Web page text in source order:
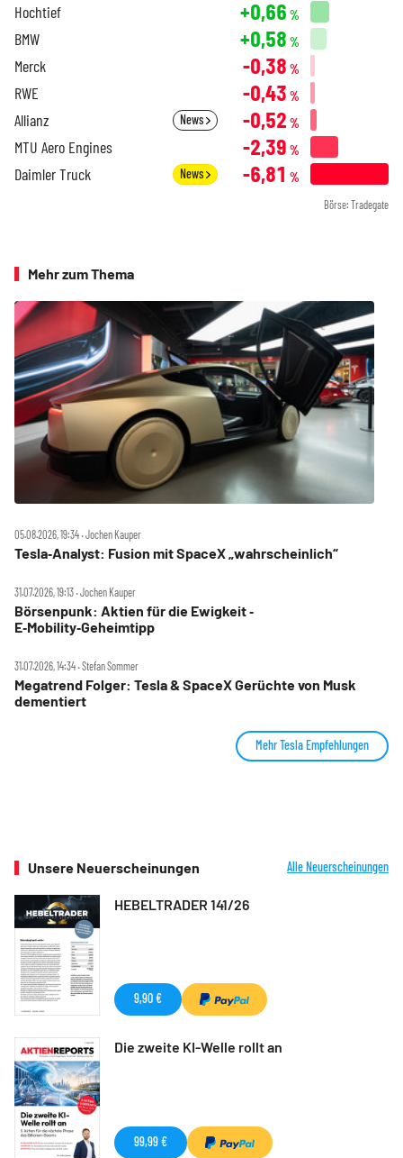
Hochtief +0,66 %
BMW +0,58 %
Merck -0,38 %
RWE -0,43 %
Allianz News -0,52 %
MTU Aero Engines -2,39 %
Daimler Truck News -6,81 %
Börse: Tradegate
Mehr zum Thema
05.08.2026, 19:34 ‧ Jochen Kauper
Tesla‑Analyst: Fusion mit SpaceX „wahrscheinlich“
31.07.2026, 19:13 ‧ Jochen Kauper
Börsenpunk: Aktien für die Ewigkeit ‑
E‑Mobility‑Geheimtipp
31.07.2026, 14:34 ‧ Stefan Sommer
Megatrend Folger: Tesla & SpaceX Gerüchte von Musk
dementiert
Mehr Tesla Empfehlungen
Unsere Neuerscheinungen Alle Neuerscheinungen
HEBELTRADER 141/26
9,90 €
Die zweite KI-Welle rollt an
99,99 €